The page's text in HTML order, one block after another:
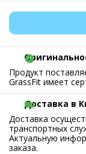
Продукт
GrassFit имеет
Доставка в
Доставка
транспортных
Актуальную
заказа.